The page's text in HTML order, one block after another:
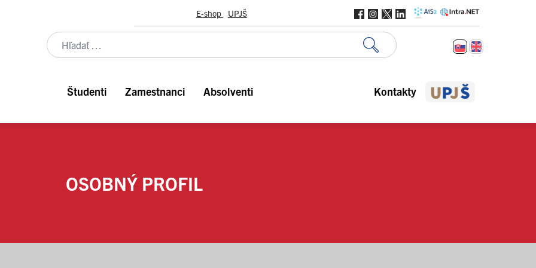
E-shop UPJŠ
Študenti Zamestnanci Absolventi Kontakty
OSOBNÝ PROFIL